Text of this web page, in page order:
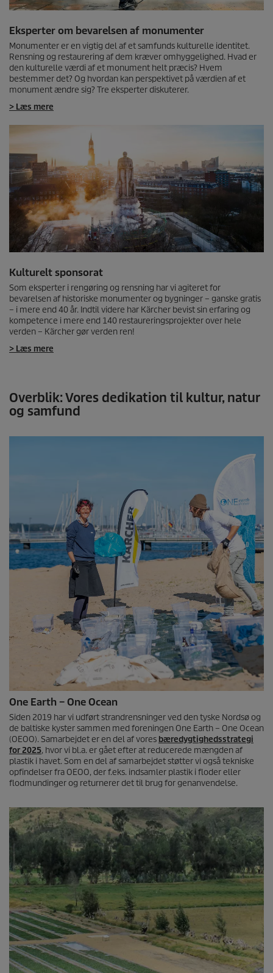
Eksperter om bevarelsen af monumenter
Monumenter er en vigtig del af et samfunds kulturelle identitet.
Rensning og restaurering af dem kræver omhyggelighed. Hvad er
den kulturelle værdi af et monument helt præcis? Hvem
bestemmer det? Og hvordan kan perspektivet på værdien af et
monument ændre sig? Tre eksperter diskuterer.
> Læs mere
Kulturelt sponsorat
Som eksperter i rengøring og rensning har vi agiteret for
bevarelsen af historiske monumenter og bygninger – ganske gratis
– i mere end 40 år. Indtil videre har Kärcher bevist sin erfaring og
kompetence i mere end 140 restaureringsprojekter over hele
verden – Kärcher gør verden ren!
> Læs mere
Overblik: Vores dedikation til kultur, natur
og samfund
One Earth – One Ocean
Siden 2019 har vi udført strandrensninger ved den tyske Nordsø og
de baltiske kyster sammen med foreningen One Earth – One Ocean
(OEOO). Samarbejdet er en del af vores bæredygtighedsstrategi
for 2025, hvor vi bl.a. er gået efter at reducerede mængden af
plastik i havet. Som en del af samarbejdet støtter vi også tekniske
opfindelser fra OEOO, der f.eks. indsamler plastik i floder eller
flodmundinger og returnerer det til brug for genanvendelse.